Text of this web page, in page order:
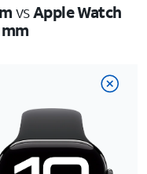
vsApple Watch